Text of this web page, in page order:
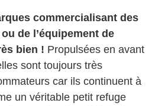
commercialisant des
de l’équipement de
bien ! Propulsées en avant
sont toujours très
car ils continuent à
un véritable petit refuge